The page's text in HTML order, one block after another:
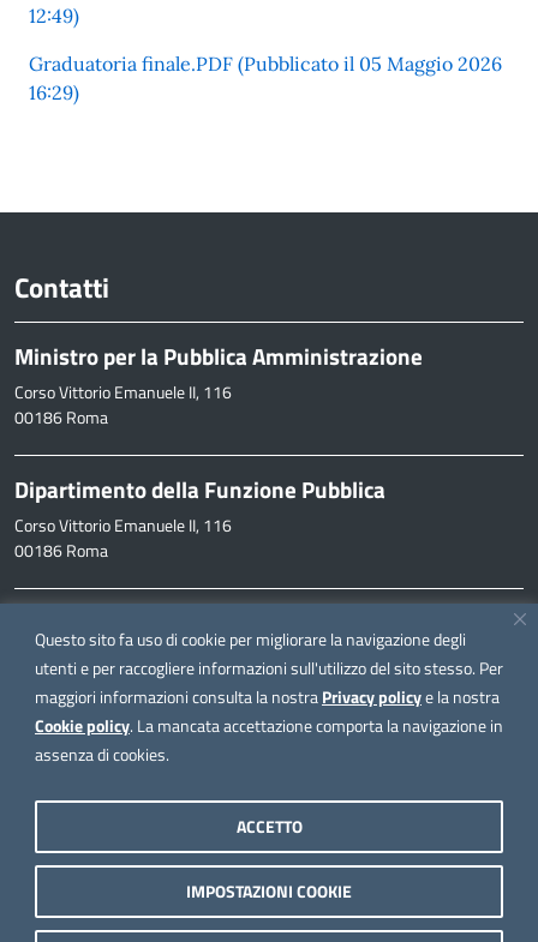
Questo sito fa uso di cookie per migliorare la navigazione degli
utenti e per raccogliere informazioni sull'utilizzo del sito stesso. Per
maggiori informazioni consulta la nostraPrivacy policye la nostra
Cookie policy. La mancata accettazione comporta la navigazione in
assenza di cookies.
IMPOSTAZIONI COOKIE
ACCETTO
12:49)
Graduatoria finale.PDF (Pubblicato il 05 Maggio 2026
16:29)
Contatti
Ministro per la Pubblica Amministrazione
Corso Vittorio Emanuele II, 116
00186 Roma
Dipartimento della Funzione Pubblica
Corso Vittorio Emanuele II, 116
00186 Roma
inpa@funzionepubblica.it
FAQ
FAQ – Domande e risposte
Seguici su
Note legali